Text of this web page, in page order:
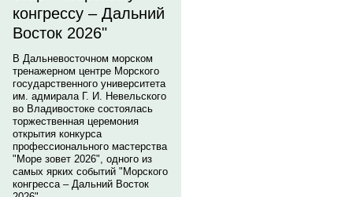
конгрессу – Дальний
Восток 2026"
В Дальневосточном морском
тренажерном центре Морского
государственного университета
им. адмирала Г. И. Невельского
во Владивостоке состоялась
торжественная церемония
открытия конкурса
профессионального мастерства
"Море зовет 2026", одного из
самых ярких событий "Морского
конгресса – Дальний Восток